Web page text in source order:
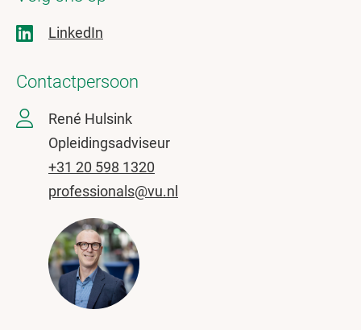
LinkedIn
Contactpersoon
René Hulsink
Opleidingsadviseur
+31 20 598 1320
professionals@vu.nl